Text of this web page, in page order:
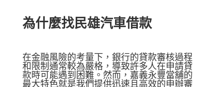
為什麼找民雄汽車借款
在金融風險的考量下，銀行的貸款審核過程
和限制通常較為嚴格，導致許多人在申請貸
款時可能遇到困難。然而，嘉義永豐當舖的
最大特色就是我們提供迅速且高效的申辦審